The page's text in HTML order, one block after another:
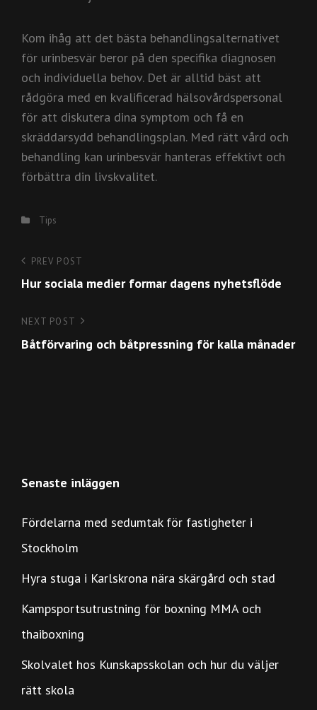
Kom ihåg att det bästa behandlingsalternativet
för urinbesvär beror på den specifika diagnosen
och individuella behov. Det är alltid bäst att
rådgöra med en kvalificerad hälsovårdspersonal
för att diskutera dina symptom och få en
skräddarsydd behandlingsplan. Med rätt vård och
behandling kan urinbesvär hanteras effektivt och
förbättra din livskvalitet.
Categories
Tips
Inläggsnavigering
Previous
Post
PREV POST
Hur sociala medier formar dagens nyhetsflöde
Next
Post
NEXT POST
Båtförvaring och båtpressning för kalla månader
Senaste inläggen
Fördelarna med sedumtak för fastigheter i
Stockholm
Hyra stuga i Karlskrona nära skärgård och stad
Kampsportsutrustning för boxning MMA och
thaiboxning
Skolvalet hos Kunskapsskolan och hur du väljer
rätt skola